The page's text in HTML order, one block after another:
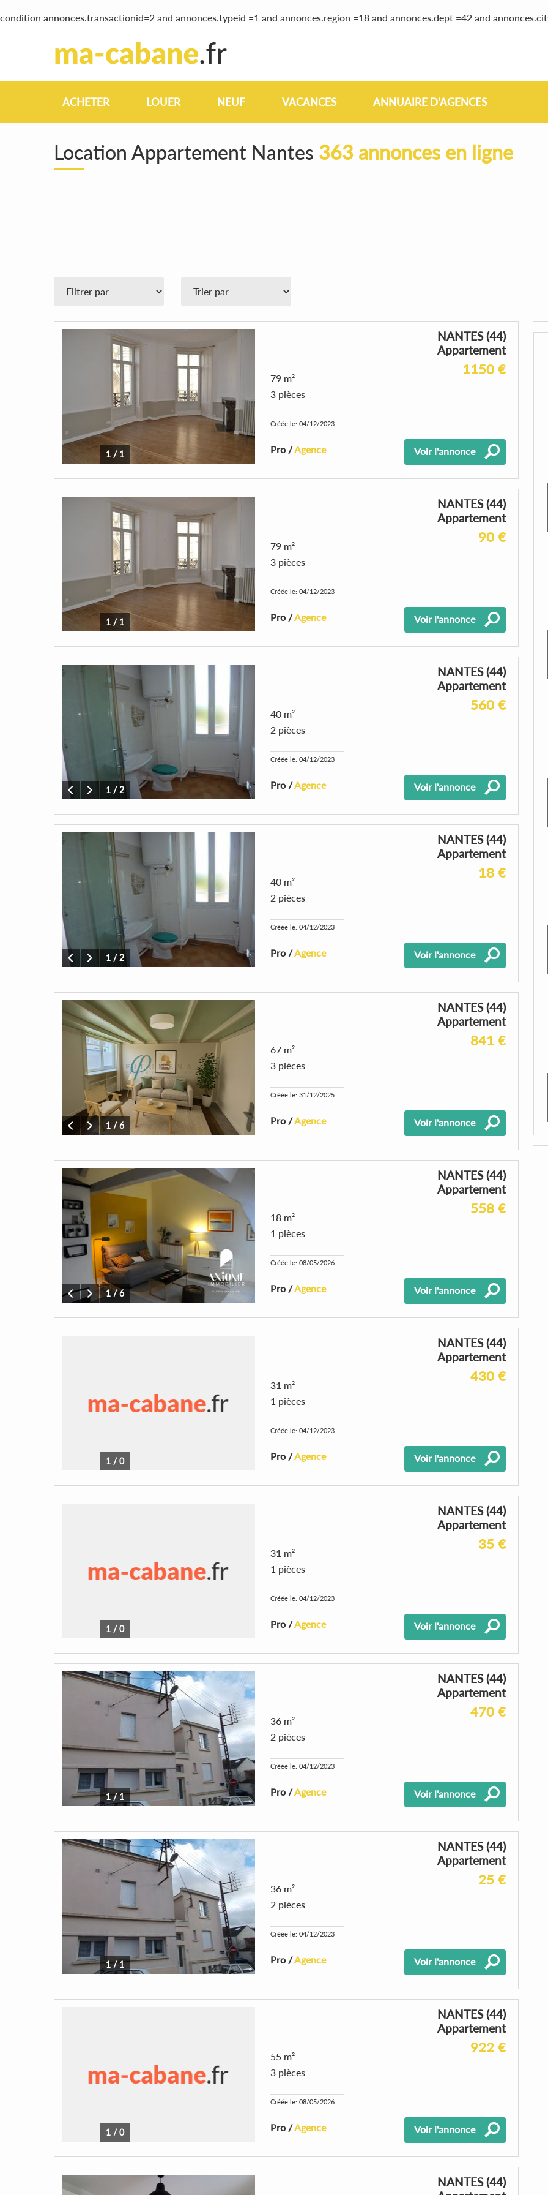
condition annonces.transactionid=2 and annonces.typeid =1 and annonces.region =18 and annonces.dept =42 and
ACHETER LOUER NEUF VACANCES ANNUAIRE D'AGENCES
Location Appartement Nantes 363 annonces en ligne
1 / 1
NANTES (44)
Appartement
1150 €
79 m²
3 pièces
Créée le: 04/12/2023
Pro /Agence Voir l'annonce
1 / 1
NANTES (44)
Appartement
90 €
79 m²
3 pièces
Créée le: 04/12/2023
Pro /Agence Voir l'annonce
1 /2
NANTES (44)
Appartement
560 €
40 m²
2 pièces
Créée le: 04/12/2023
Pro /Agence Voir l'annonce
1 /2
NANTES (44)
Appartement
18 €
40 m²
2 pièces
Créée le: 04/12/2023
Pro /Agence Voir l'annonce
1 /6
NANTES (44)
Appartement
841 €
67 m²
3 pièces
Créée le: 31/12/2025
Pro /Agence Voir l'annonce
1/6
NANTES (44)
Appartement
558 €
18 m²
1 pièces
Créée le: 08/05/2026
Pro /Agence Voir l'annonce
1 /0
NANTES (44)
Appartement
430 €
31 m²
1 pièces
Créée le: 04/12/2023
Pro /Agence Voir l'annonce
1 /0
NANTES (44)
Appartement
35 €
31 m²
1 pièces
Créée le: 04/12/2023
Pro /Agence Voir l'annonce
1/1
NANTES (44)
Appartement
470 €
36 m²
2 pièces
Créée le: 04/12/2023
Pro /Agence Voir l'annonce
1/1
NANTES (44)
Appartement
25 €
36 m²
2 pièces
Créée le: 04/12/2023
Pro /Agence Voir l'annonce
1 /0
NANTES (44)
Appartement
922 €
55 m²
3 pièces
Créée le: 08/05/2026
Pro /Agence Voir l'annonce
NANTES (44)